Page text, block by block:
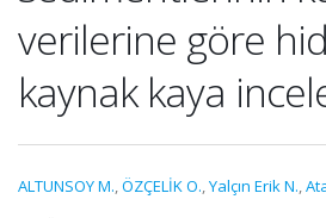
verilerine göre
kaynak kaya
ALTUNSOY M.,ÖZÇELİK O.,Yalçın Erik N.,